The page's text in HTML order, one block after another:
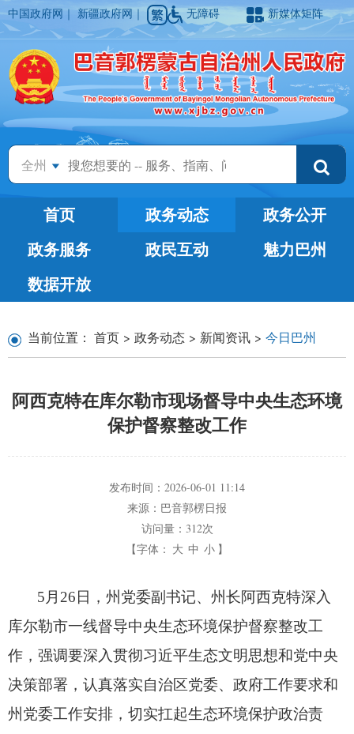
中国政府网 ｜新疆政府网 ｜ 无障碍 新媒体矩阵
全州
首页 政务动态
政务公开
政务服务
政民互动
魅力巴州
数据开放
当前位置： 首页 > 政务动态 > 新闻资讯 > 今日巴州
阿西克特在库尔勒市现场督导中央生态环境
保护督察整改工作
发布时间： 2026-06-01 11:14
来源： 巴音郭楞日报
访问量： 312次
【字体： 大 中 小 】
5月26日，州党委副书记、州长阿西克特深入
库尔勒市一线督导中央生态环境保护督察整改工
作， 强调要深入贯彻习近平生态文明思想和党中央
决策部署， 认真落实自治区党委、 政府工作要求和
州党委工作安排， 切实扛起生态环境保护政治责